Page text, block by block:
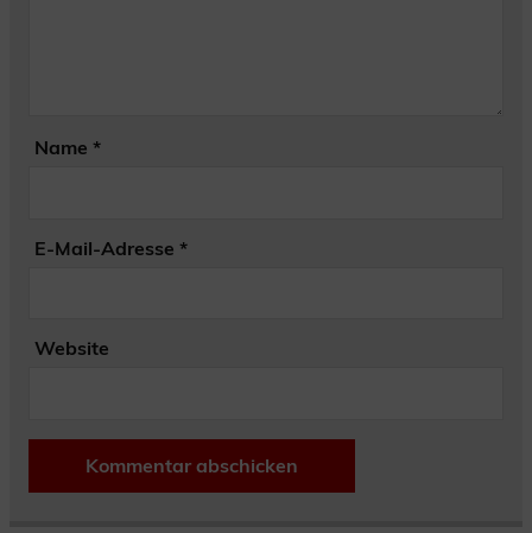
Name *
E-Mail-Adresse *
Website